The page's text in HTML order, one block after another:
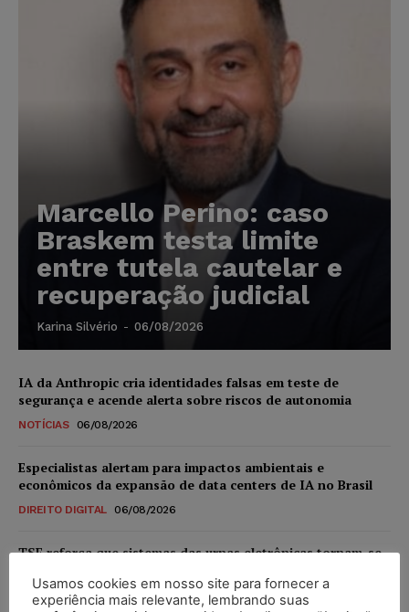
Marcello Perino: caso
Braskem testa limite
entre tutela cautelar e
recuperação judicial
Karina Silvério - 06/08/2026
IA da Anthropic cria identidades falsas em teste de
segurança e acende alerta sobre riscos de autonomia
NOTÍCIAS 06/08/2026
Especialistas alertam para impactos ambientais e
econômicos da expansão de data centers de IA no Brasil
DIREITO DIGITAL 06/08/2026
TSE reforça que sistemas das urnas eletrônicas tornam-se
NOTÍCIAS 06/08/2026
Usamos cookies em nosso site para fornecer a
experiência mais relevante, lembrando suas